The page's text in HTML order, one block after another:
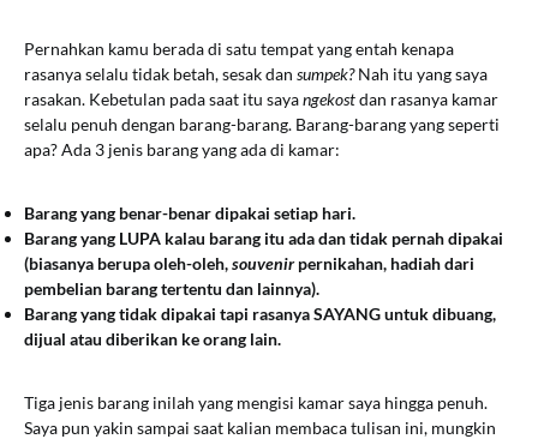
Pernahkan kamu berada di satu tempat yang entah kenapa
rasanya selalu tidak betah, sesak dan sumpek?Nah itu yang saya
rasakan. Kebetulan pada saat itu sayangekostdan rasanya kamar
selalu penuh dengan barang-barang. Barang-barang yang seperti
apa? Ada 3 jenis barang yang ada di kamar:
Barang yang benar-benar dipakai setiap hari.
Barang yang LUPA kalau barang itu ada dan tidak pernah dipakai
(biasanya berupa oleh-oleh,souvenirpernikahan, hadiah dari
pembelian barang tertentu dan lainnya).
Barang yang tidak dipakai tapi rasanya SAYANG untuk dibuang,
dijual atau diberikan ke orang lain.
Tiga jenis barang inilah yang mengisi kamar saya hingga penuh.
Saya pun yakin sampai saat kalian membaca tulisan ini, mungkin